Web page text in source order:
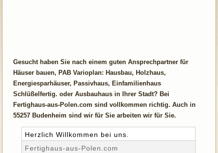
Gesucht haben Sie nach einem guten Ansprechpartner für
Häuser bauen, PAB Varioplan: Hausbau, Holzhaus,
Energiesparhäuser, Passivhaus, Einfamilienhaus
Schlüßelfertig. oder Ausbauhaus in Ihrer Stadt? Bei
Fertighaus-aus-Polen.com sind vollkommen richtig. Auch in
55257 Budenheim sind wir für Sie arbeiten wir für Sie.
Herzlich Willkommen bei uns.
Fertighaus-aus-Polen.com